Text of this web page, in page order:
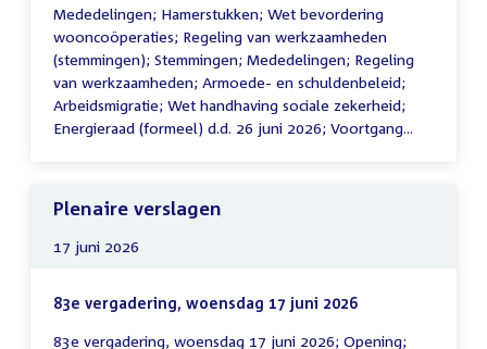
Mededelingen; Hamerstukken; Wet bevordering
wooncoöperaties; Regeling van werkzaamheden
(stemmingen); Stemmingen; Mededelingen; Regeling
van werkzaamheden; Armoede- en schuldenbeleid;
Arbeidsmigratie; Wet handhaving sociale zekerheid;
Energieraad (formeel) d.d. 26 juni 2026; Voortgang...
Plenaire verslagen
17 juni 2026
83e vergadering, woensdag 17 juni 2026
83e vergadering, woensdag 17 juni 2026; Opening;